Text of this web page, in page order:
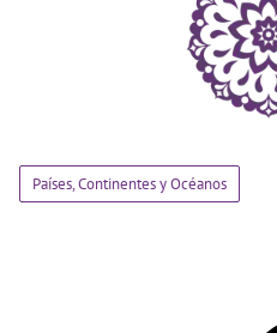
Países, Continentes y Océanos